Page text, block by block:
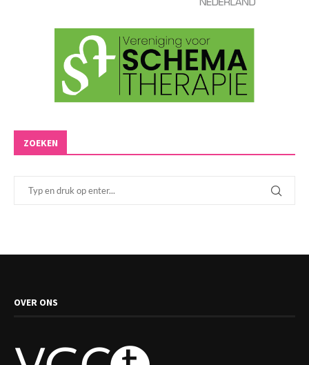
ZOEKEN
OVER ONS